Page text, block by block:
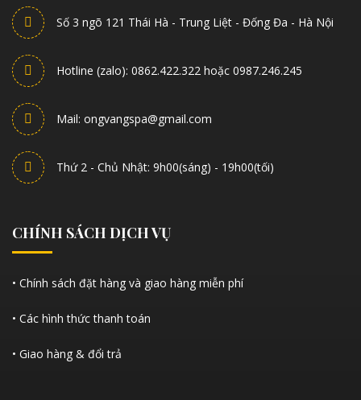
Số 3 ngõ 121 Thái Hà - Trung Liệt - Đống Đa - Hà Nội
Hotline (zalo): 0862.422.322 hoặc 0987.246.245
Mail: ongvangspa@gmail.com
Thứ 2 - Chủ Nhật: 9h00(sáng) - 19h00(tối)
CHÍNH SÁCH DỊCH VỤ
• Chính sách đặt hàng và giao hàng miễn phí
• Các hình thức thanh toán
• Giao hàng & đổi trả